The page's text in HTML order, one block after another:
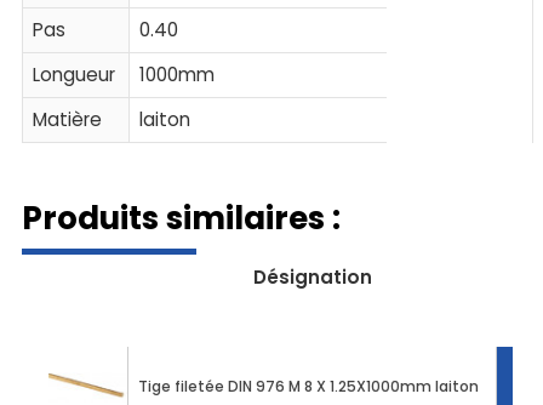
Pas
0.40
Longueur
1000mm
Matière
laiton
Produits similaires :
Désignation
Tige filetée DIN 976 M 8 X 1.25X1000mm laiton